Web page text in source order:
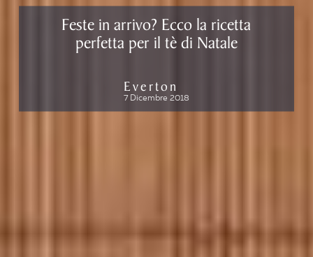
Feste in arrivo? Ecco la ricetta
perfetta per il tè di Natale
Everton
7 Dicembre 2018